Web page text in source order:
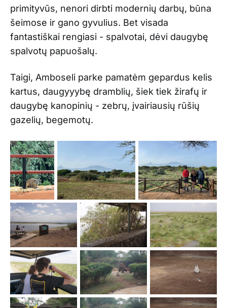
primityvūs, nenori dirbti modernių darbų, būna
šeimose ir gano gyvulius. Bet visada
fantastiškai rengiasi - spalvotai, dėvi daugybę
spalvotų papuošalų.
Taigi, Amboseli parke pamatėm gepardus kelis
kartus, daugyyybę dramblių, šiek tiek žirafų ir
daugybę kanopinių - zebrų, įvairiausių rūšių
gazelių, begemotų.